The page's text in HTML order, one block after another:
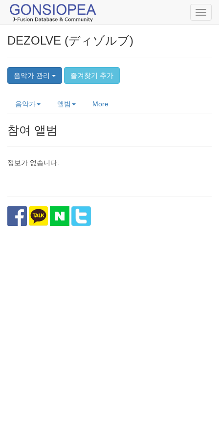
DEZOLVE (ディゾルブ)
음악가 관리 즐겨찾기 추가
음악가 앨범 More
참여 앨범
정보가 없습니다.